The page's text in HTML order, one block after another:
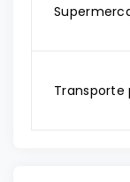
Transporte